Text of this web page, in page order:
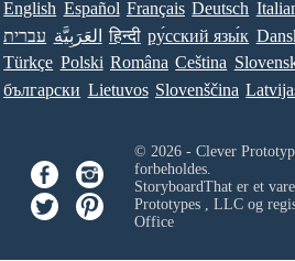
English Español Français Deutsch
עברית العَرَبِيَّة हिन्दी ру́сский язы́к
Türkçe Polski Româna Ceština
български Lietuvos Slovenščina
© 2026 - Clever
forbeholdes.
StoryboardThat er et
Prototypes , LLCog
Office